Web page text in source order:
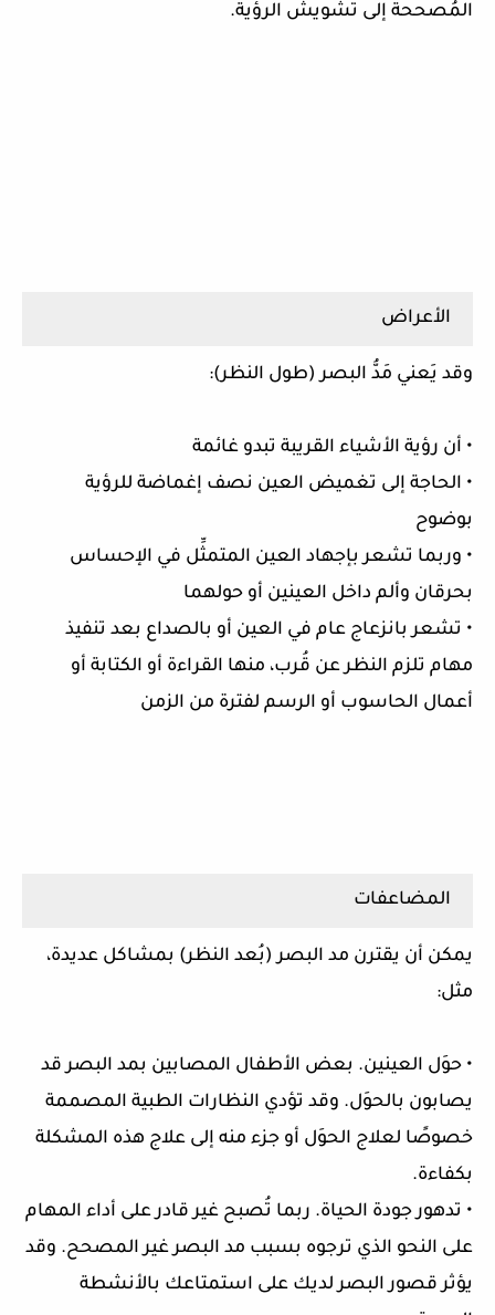
المُصححة إلى تشويش الرؤية.
الأعراض
وقد يَعني مَدُّ البصر (طول النظر):
• أن رؤية الأشياء القريبة تبدو غائمة
• الحاجة إلى تغميض العين نصف إغماضة للرؤية
بوضوح
• وربما تشعر بإجهاد العين المتمثِّل في الإحساس
بحرقان وألم داخل العينين أو حولهما
• تشعر بانزعاج عام في العين أو بالصداع بعد تنفيذ
مهام تلزم النظر عن قُرب، منها القراءة أو الكتابة أو
أعمال الحاسوب أو الرسم لفترة من الزمن
المضاعفات
يمكن أن يقترن مد البصر (بُعد النظر) بمشاكل عديدة،
مثل:
• حوَل العينين. بعض الأطفال المصابين بمد البصر قد
يصابون بالحوَل. وقد تؤدي النظارات الطبية المصممة
خصوصًا لعلاج الحوَل أو جزء منه إلى علاج هذه المشكلة
بكفاءة.
• تدهور جودة الحياة. ربما تُصبح غير قادر على أداء المهام
على النحو الذي ترجوه بسبب مد البصر غير المصحح. وقد
يؤثر قصور البصر لديك على استمتاعك بالأنشطة